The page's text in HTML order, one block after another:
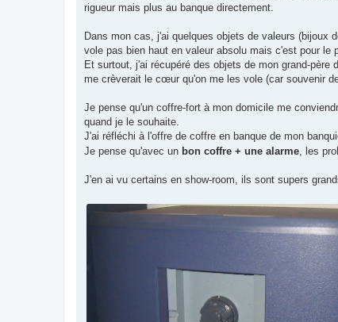
rigueur mais plus au banque directement.
Dans mon cas, j'ai quelques objets de valeurs (bijoux
vole pas bien haut en valeur absolu mais c'est pour le
Et surtout, j'ai récupéré des objets de mon grand-
me crèverait le cœur qu'on me les vole (car souvenir
Je pense qu'un coffre-fort à mon domicile me
quand je le souhaite.
J'ai réfléchi à l'offre de coffre en banque de mon
Je pense qu'avec un bon coffre + une alarme , les
J'en ai vu certains en show-room, ils sont supers